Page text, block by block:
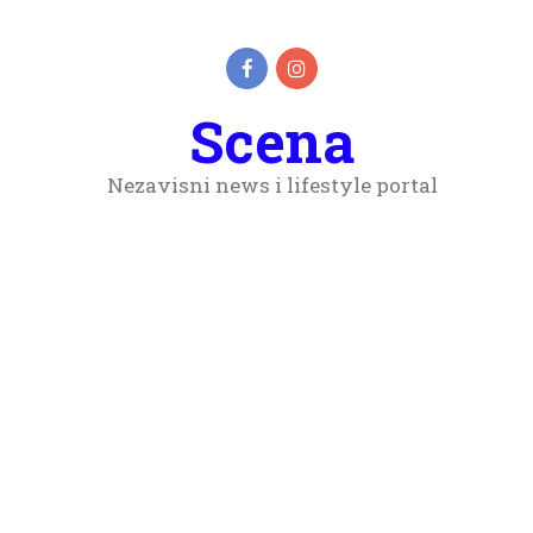
Scena
Nezavisni news i lifestyle portal